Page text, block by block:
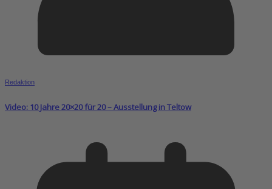
Redaktion
Video: 10 Jahre 20×20 für 20 – Ausstellung in Teltow